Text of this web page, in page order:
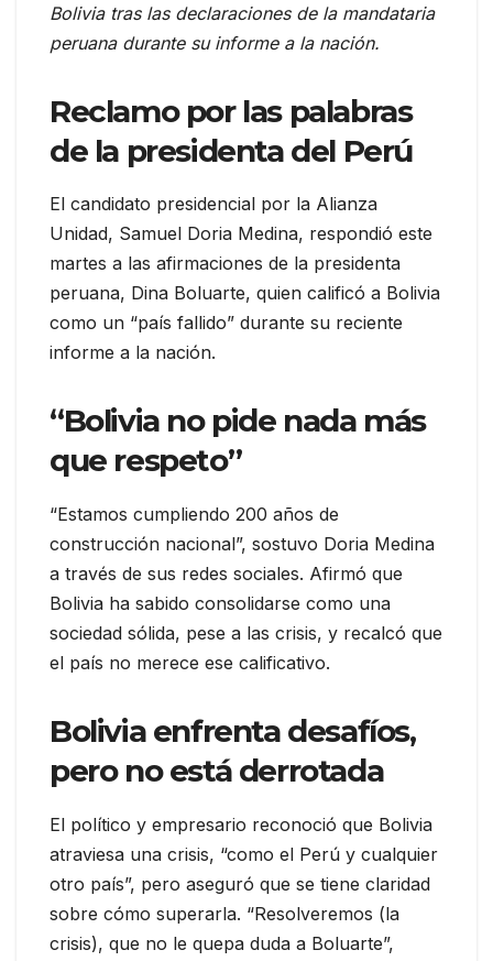
Bolivia tras las declaraciones de la mandataria
peruana durante su informe a la nación.
Reclamo por las palabras
de la presidenta del Perú
El candidato presidencial por la Alianza
Unidad, Samuel Doria Medina, respondió este
martes a las afirmaciones de la presidenta
peruana, Dina Boluarte, quien calificó a Bolivia
como un “país fallido” durante su reciente
informe a la nación.
“Bolivia no pide nada más
que respeto”
“Estamos cumpliendo 200 años de
construcción nacional”, sostuvo Doria Medina
a través de sus redes sociales. Afirmó que
Bolivia ha sabido consolidarse como una
sociedad sólida, pese a las crisis, y recalcó que
el país no merece ese calificativo.
Bolivia enfrenta desafíos,
pero no está derrotada
El político y empresario reconoció que Bolivia
atraviesa una crisis, “como el Perú y cualquier
otro país”, pero aseguró que se tiene claridad
sobre cómo superarla. “Resolveremos (la
crisis), que no le quepa duda a Boluarte”,